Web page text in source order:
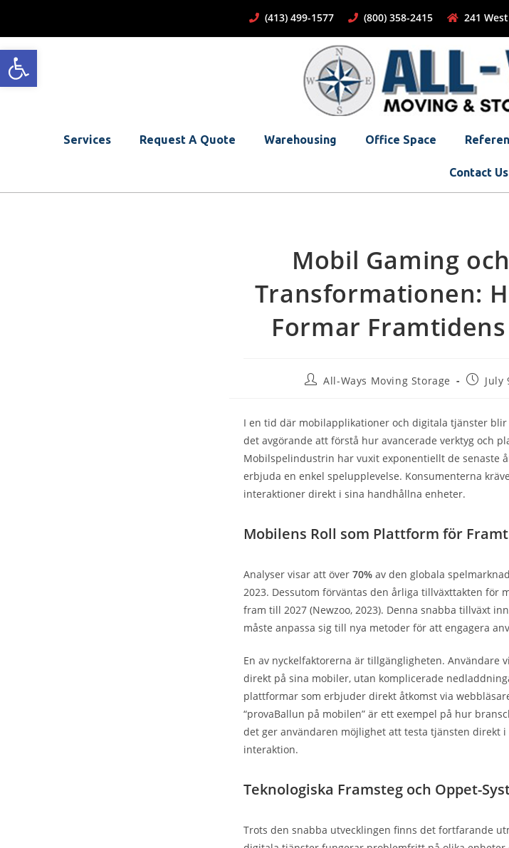
Open toolbar
(413) 499-1577 (800) 358-2415 241 West
Services Request A Quote Warehousing Office Space
Contact Us
Mobil Gaming
Transformationen:
Formar
All-Ways Moving Storage July
I en tid där mobilapplikationer och digitala tjänster
det avgörande att förstå hur avancerade verktyg och
Mobilspelindustrin har vuxit exponentiellt de senaste
erbjuda en enkel spelupplevelse. Konsumenterna
interaktioner direkt i sina handhållna enheter.
Mobilens Roll som Plattform för
Analyser visar att över 70% av den globala
2023. Dessutom förväntas den årliga tillväxttakten för
fram till 2027 (Newzoo, 2023). Denna snabba tillväxt
måste anpassa sig till nya metoder för att engagera
En av nyckelfaktorerna är tillgängligheten. Användare
direkt på sina mobiler, utan komplicerade
plattformar som erbjuder direkt åtkomst via
“provaBallun på mobilen” är ett exempel på hur
det ger användaren möjlighet att testa tjänsten direkt
interaktion.
Teknologiska Framsteg och Oppet-
Trots den snabba utvecklingen finns det fortfarande